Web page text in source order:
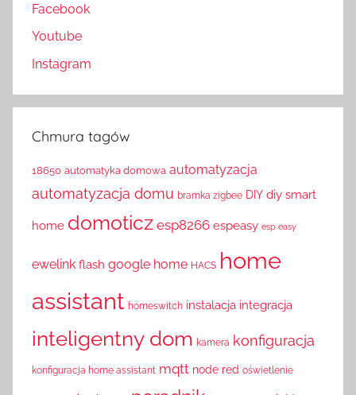
Facebook
Youtube
Instagram
Chmura tagów
18650 automatyka domowa automatyzacja
automatyzacja domu bramka zigbee DIY diy smart
home domoticz esp8266 espeasy esp easy
ewelink flash google home HACS home
assistant homeswitch instalacja integracja
inteligentny dom kamera konfiguracja
konfiguracja home assistant mqtt node red oświetlenie